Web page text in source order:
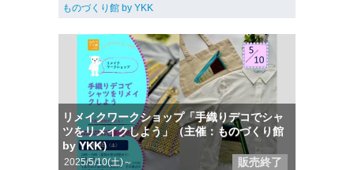
ものづくり館 by YKK
リメイクワークショップ「手織りデコでシャ
ツをリメイクしよう」（主催：ものづくり館
by YKK）
2025/5/10(土)～ 販売終了